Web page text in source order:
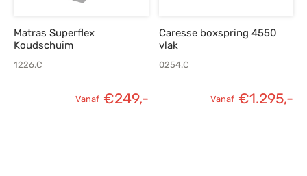
Matras Superflex
Koudschuim
1226.C
Vanaf €249,-
Caresse boxspring 4550
vlak
0254.C
Vanaf €1.295,-